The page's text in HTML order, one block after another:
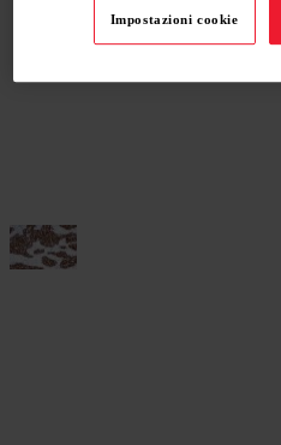
Impostazioni cookie